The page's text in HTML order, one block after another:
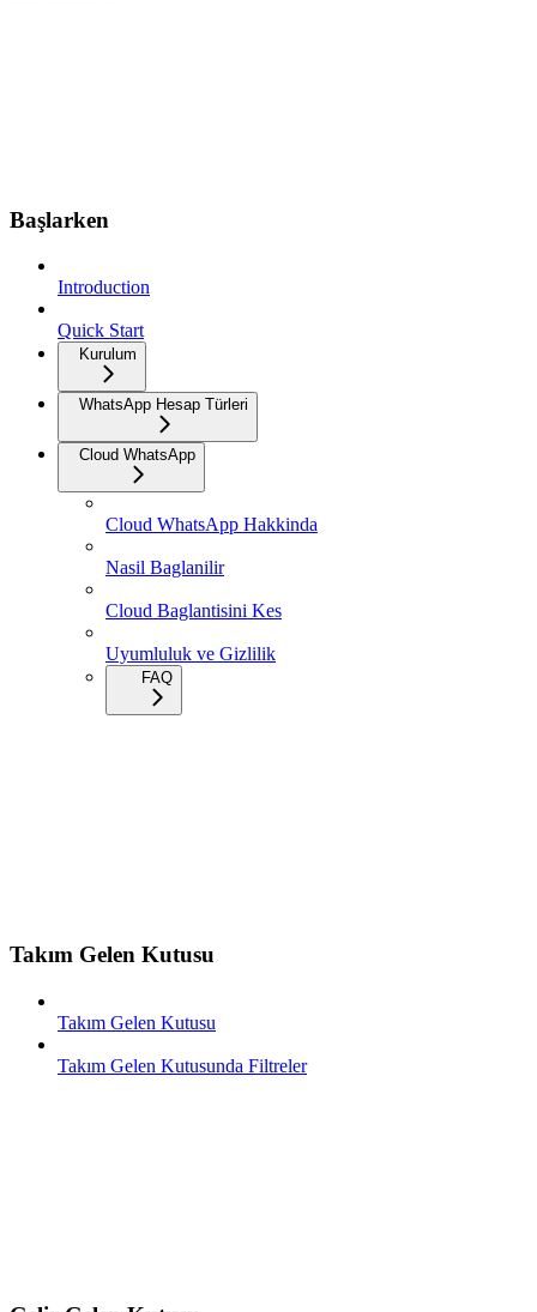
Başlarken
Introduction
Quick Start
Kurulum
WhatsApp Hesap Türleri
Cloud WhatsApp
Cloud WhatsApp Hakkinda
Nasil Baglanilir
Cloud Baglantisini Kes
Uyumluluk ve Gizlilik
FAQ
Takım Gelen Kutusu
Takım Gelen Kutusu
Takım Gelen Kutusunda Filtreler